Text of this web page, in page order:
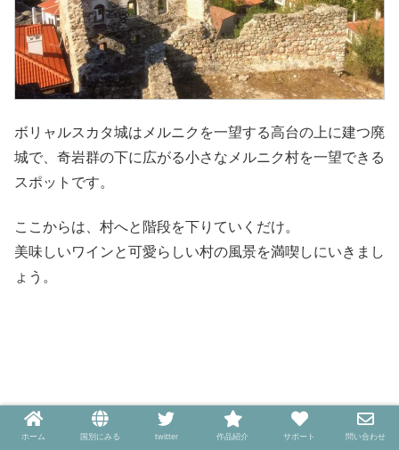
ボリャルスカタ城はメルニクを一望する高台の上に建つ廃
城で、奇岩群の下に広がる小さなメルニク村を一望できる
スポットです。
ここからは、村へと階段を下りていくだけ。
美味しいワインと可愛らしい村の風景を満喫しにいきまし
ょう。
ホーム 国別にみる twitter 作品紹介 サポート 問い合わせ